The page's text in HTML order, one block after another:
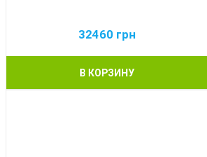
32460 грн
В КОРЗИНУ